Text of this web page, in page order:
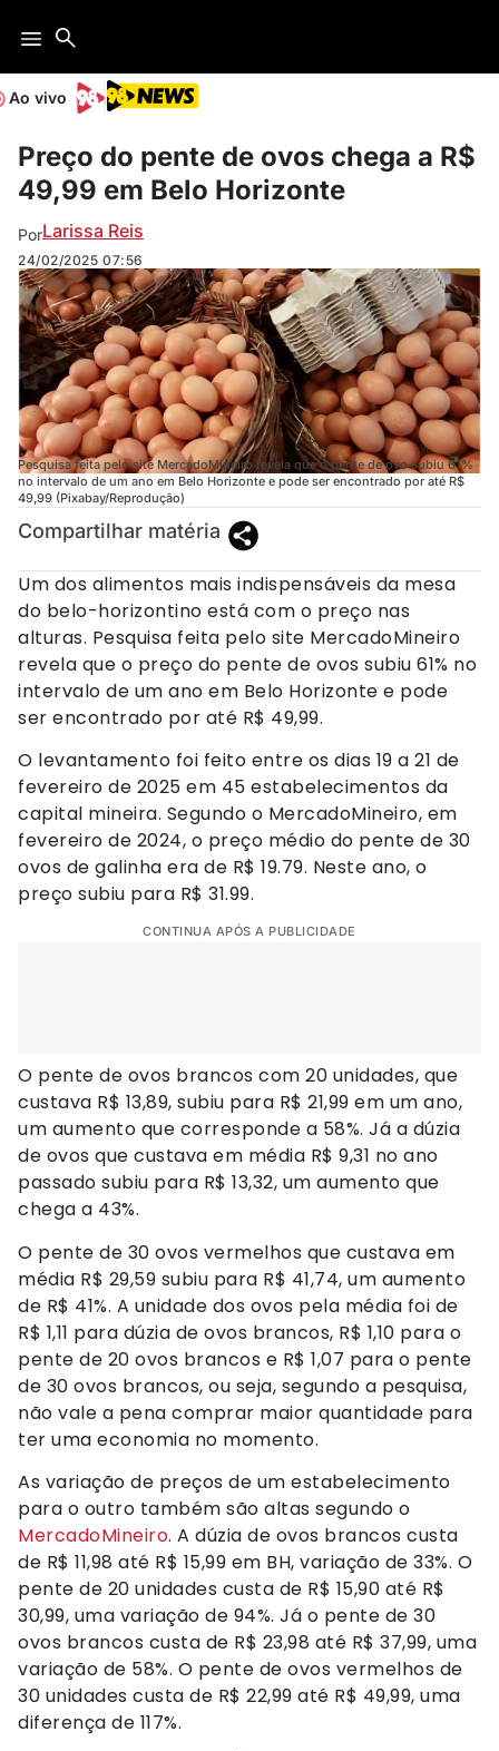
Ao vivo
Preço do pente de ovos chega a R$
49,99 em Belo Horizonte
PorLarissa Reis
24/02/2025 07:56
Pesquisa feita pelo site MercadoMineiro revela que o pente de ovo subiu 61%
no intervalo de um ano em Belo Horizonte e pode ser encontrado por até R$
49,99 (Pixabay/Reprodução)
Compartilhar matéria
Um dos alimentos mais indispensáveis da mesa
do belo-horizontino está com o preço nas
alturas. Pesquisa feita pelo site MercadoMineiro
revela que o preço do pente de ovos subiu 61% no
intervalo de um ano em Belo Horizonte e pode
ser encontrado por até R$ 49,99.
O levantamento foi feito entre os dias 19 a 21 de
fevereiro de 2025 em 45 estabelecimentos da
capital mineira. Segundo o MercadoMineiro, em
fevereiro de 2024, o preço médio do pente de 30
ovos de galinha era de R$ 19.79. Neste ano, o
preço subiu para R$ 31.99.
CONTINUA APÓS A PUBLICIDADE
O pente de ovos brancos com 20 unidades, que
custava R$ 13,89, subiu para R$ 21,99 em um ano,
um aumento que corresponde a 58%. Já a dúzia
de ovos que custava em média R$ 9,31 no ano
passado subiu para R$ 13,32, um aumento que
chega a 43%.
O pente de 30 ovos vermelhos que custava em
média R$ 29,59 subiu para R$ 41,74, um aumento
de R$ 41%. A unidade dos ovos pela média foi de
R$ 1,11 para dúzia de ovos brancos, R$ 1,10 para o
pente de 20 ovos brancos e R$ 1,07 para o pente
de 30 ovos brancos, ou seja, segundo a pesquisa,
não vale a pena comprar maior quantidade para
ter uma economia no momento.
As variação de preços de um estabelecimento
para o outro também são altas segundo o
MercadoMineiro. A dúzia de ovos brancos custa
de R$ 11,98 até R$ 15,99 em BH, variação de 33%. O
pente de 20 unidades custa de R$ 15,90 até R$
30,99, uma variação de 94%. Já o pente de 30
ovos brancos custa de R$ 23,98 até R$ 37,99, uma
variação de 58%. O pente de ovos vermelhos de
30 unidades custa de R$ 22,99 até R$ 49,99, uma
diferença de 117%.